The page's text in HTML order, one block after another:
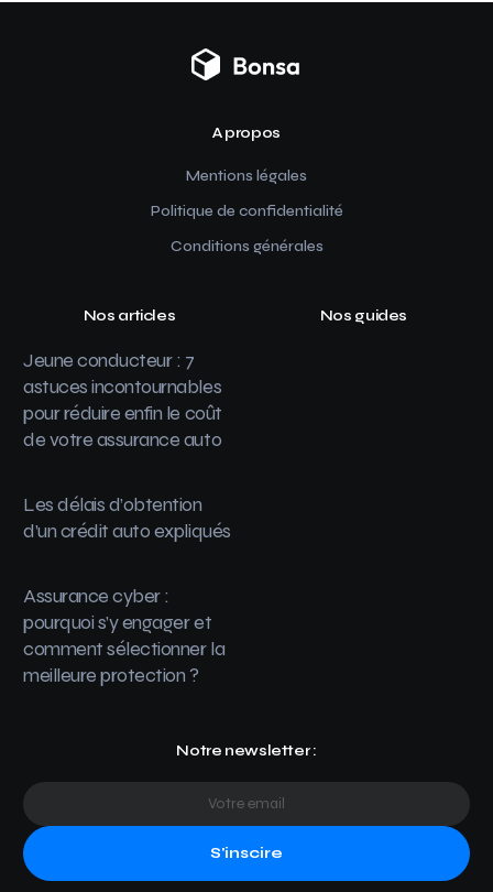
A propos
Mentions légales
Politique de confidentialité
Conditions générales
Nos articles
Jeune conducteur : 7
astuces incontournables
pour réduire enfin le coût
de votre assurance auto
Les délais d’obtention
d’un crédit auto expliqués
Assurance cyber :
pourquoi s’y engager et
comment sélectionner la
meilleure protection ?
Nos guides
Notre newsletter :
S'inscire